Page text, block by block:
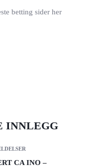
betting sider her
INNLEGG
CA INO –